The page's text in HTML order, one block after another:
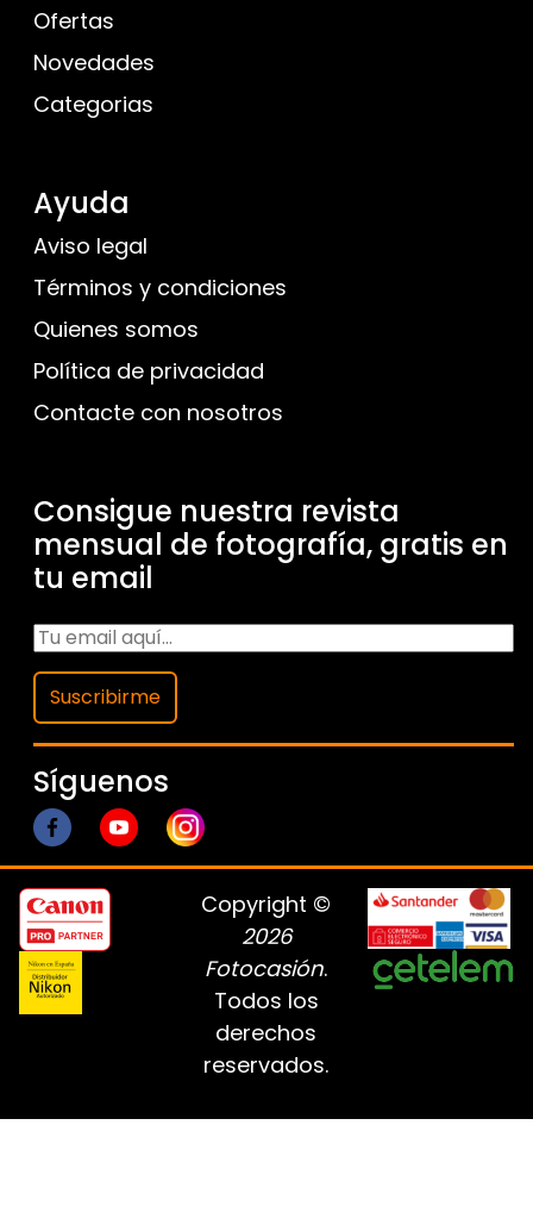
Ofertas
Novedades
Categorias
Ayuda
Aviso legal
Términos y condiciones
Quienes somos
Política de privacidad
Contacte con nosotros
Consigue nuestra revista
mensual de fotografía, gratis en
tu email
Suscribirme
Síguenos
Copyright ©
2026
Fotocasión.
Todos los
derechos
reservados.